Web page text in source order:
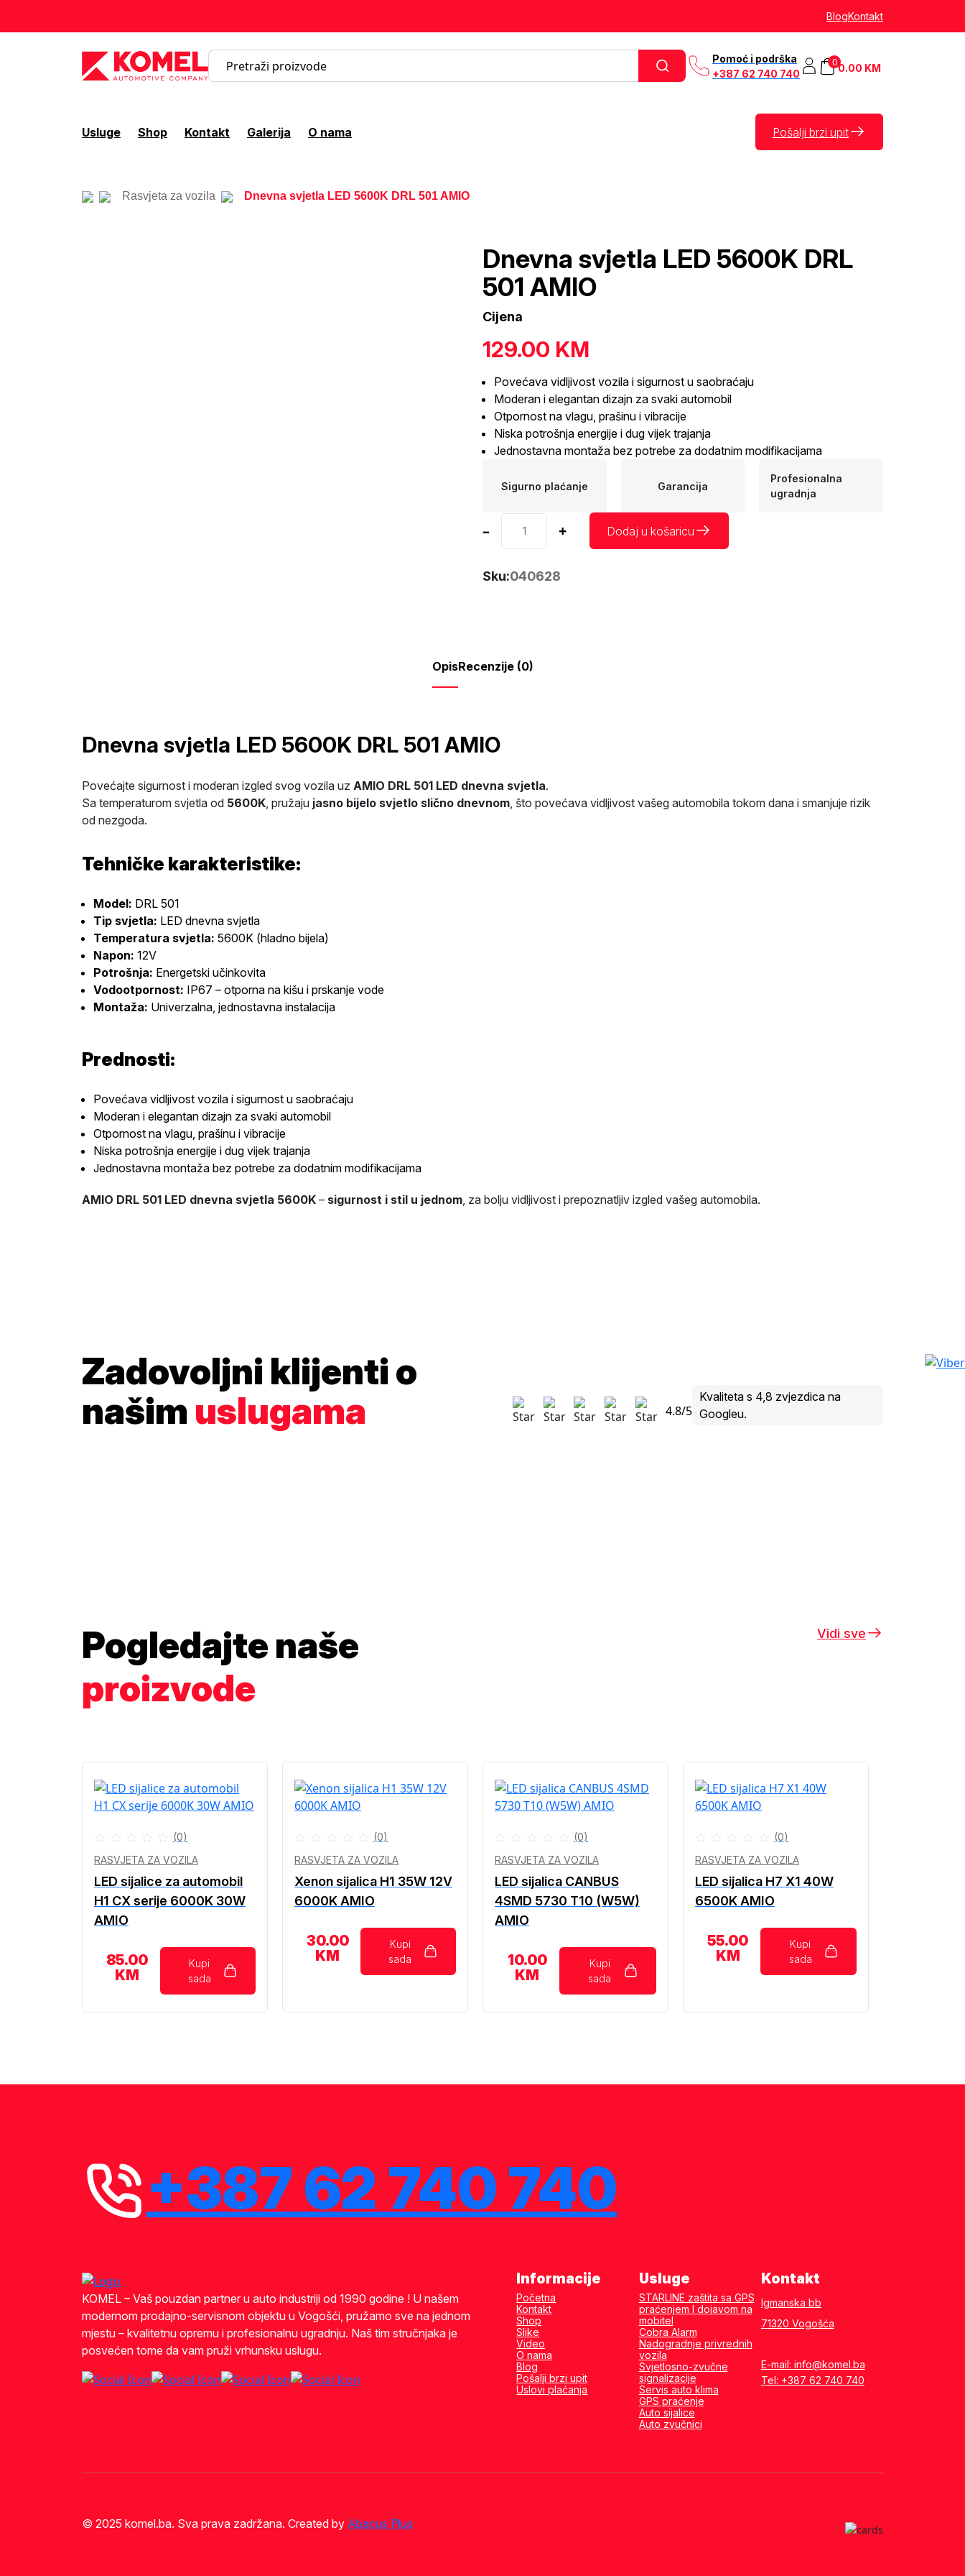
BlogKontakt
Pomoć i podrška
+387 62 740 740
0.00 KM
0
Usluge Shop Kontakt Galerija O nama Pošalji brzi upit
Rasvjeta za vozila Dnevna svjetla LED 5600K DRL 501 AMIO
Dnevna svjetla LED 5600K DRL
501 AMIO
Cijena
129.00 KM
Povećava vidljivost vozila i sigurnost u saobraćaju
Moderan i elegantan dizajn za svaki automobil
Otpornost na vlagu, prašinu i vibracije
Niska potrošnja energije i dug vijek trajanja
Jednostavna montaža bez potrebe za dodatnim modifikacijama
Sigurno plaćanje Garancija
Profesionalna
ugradnja
– Dnevna
svjetla
5600K
+ Dodaj u košaricu
Sku:040628
OpisRecenzije (0)
Dnevna svjetla LED 5600K DRL 501 AMIO
Povećajte sigurnost i moderan izgled svog vozila uz AMIO DRL 501 LED dnevna svjetla.
Sa temperaturom svjetla od 5600K, pružaju jasno bijelo svjetlo slično dnevnom, što povećava vidljivost vašeg automobila tokom dana i smanjuje rizik
od nezgoda.
Tehničke karakteristike:
Model: DRL 501
Tip svjetla: LED dnevna svjetla
Temperatura svjetla: 5600K (hladno bijela)
Napon: 12V
Potrošnja: Energetski učinkovita
Vodootpornost: IP67 – otporna na kišu i prskanje vode
Montaža: Univerzalna, jednostavna instalacija
Prednosti:
Povećava vidljivost vozila i sigurnost u saobraćaju
Moderan i elegantan dizajn za svaki automobil
Otpornost na vlagu, prašinu i vibracije
Niska potrošnja energije i dug vijek trajanja
Jednostavna montaža bez potrebe za dodatnim modifikacijama
AMIO DRL 501 LED dnevna svjetla 5600K – sigurnost i stil u jednom, za bolju vidljivost i prepoznatljiv izgled vašeg automobila.
Zadovoljni klijenti o
našim uslugama 4.8/5
Kvaliteta s 4,8 zvjezdica na
Googleu.
Pogledajte naše
proizvode
Vidi sve
(0)
RASVJETA ZA VOZILA
LED sijalice za automobil
H1 CX serije 6000K 30W
AMIO
85.00
KM
Kupi
sada
(0)
RASVJETA ZA VOZILA
Xenon sijalica H1 35W 12V
6000K AMIO
30.00
KM
Kupi
sada
(0)
RASVJETA ZA VOZILA
LED sijalica CANBUS
4SMD 5730 T10 (W5W)
AMIO
10.00
KM
Kupi
sada
(0)
RASVJETA ZA VOZILA
LED sijalica H7 X1 40W
6500K AMIO
55.00
KM
Kupi
sada
+387 62 740 740
KOMEL – Vaš pouzdan partner u auto industriji od 1990 godine ! U našem
modernom prodajno-servisnom objektu u Vogošći, pružamo sve na jednom
mjestu – kvalitetnu opremu i profesionalnu ugradnju. Naš tim stručnjaka je
posvećen tome da vam pruži vrhunsku uslugu.
Informacije
Početna
Kontakt
Shop
Slike
Video
O nama
Blog
Pošalji brzi upit
Uslovi plaćanja
Usluge
STARLINE zaštita sa GPS
praćenjem I dojavom na
mobitel
Cobra Alarm
Nadogradnje privrednih
vozila
Svjetlosno-zvučne
signalizacije
Servis auto klima
GPS praćenje
Auto sijalice
Auto zvučnici
Kontakt
Igmanska bb
71320 Vogošća
E-mail: info@komel.ba
Tel: +387 62 740 740
© 2025 komel.ba. Sva prava zadržana. Created by Abacus Plus